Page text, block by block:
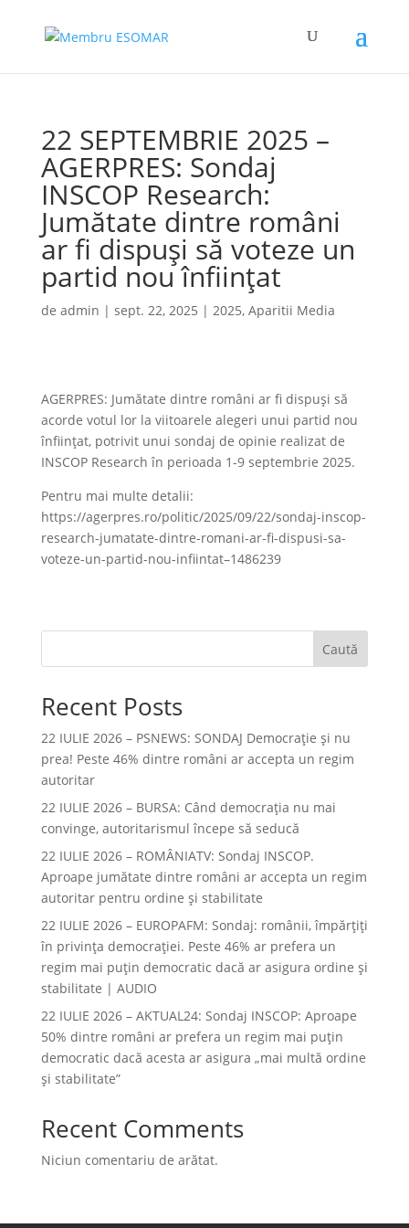
22 SEPTEMBRIE 2025 –
AGERPRES: Sondaj
INSCOP Research:
Jumătate dintre români
ar fi dispuși să voteze un
partid nou înființat
de admin | sept. 22, 2025 | 2025, Aparitii Media
AGERPRES: Jumătate dintre români ar fi dispuși să
acorde votul lor la viitoarele alegeri unui partid nou
înființat, potrivit unui sondaj de opinie realizat de
INSCOP Research în perioada 1-9 septembrie 2025.
Pentru mai multe detalii:
https://agerpres.ro/politic/2025/09/22/sondaj-inscop-
research-jumatate-dintre-romani-ar-fi-dispusi-sa-
voteze-un-partid-nou-infiintat–1486239
Caută
Recent Posts
22 IULIE 2026 – PSNEWS: SONDAJ Democrație și nu
prea! Peste 46% dintre români ar accepta un regim
autoritar
22 IULIE 2026 – BURSA: Când democraţia nu mai
convinge, autoritarismul începe să seducă
22 IULIE 2026 – ROMÂNIATV: Sondaj INSCOP.
Aproape jumătate dintre români ar accepta un regim
autoritar pentru ordine și stabilitate
22 IULIE 2026 – EUROPAFM: Sondaj: românii, împărțiți
în privința democrației. Peste 46% ar prefera un
regim mai puțin democratic dacă ar asigura ordine și
stabilitate | AUDIO
22 IULIE 2026 – AKTUAL24: Sondaj INSCOP: Aproape
50% dintre români ar prefera un regim mai puțin
democratic dacă acesta ar asigura „mai multă ordine
și stabilitate”
Recent Comments
Niciun comentariu de arătat.